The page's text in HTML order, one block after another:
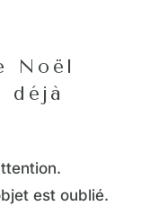
Noël
déjà
est oublié.